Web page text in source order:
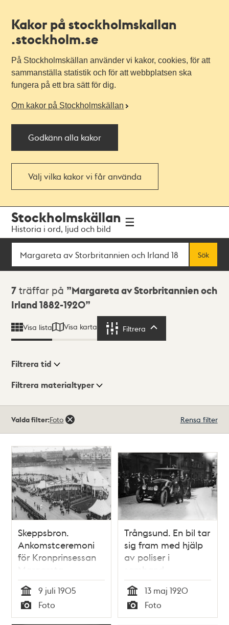
Kakor på stockholmskallan
.stockholm.se
På Stockholmskällan använder vi kakor, cookies, för att
sammanställa statistik och för att webbplatsen ska
fungera på ett bra sätt för dig.
Om kakor på Stockholmskällan
Godkänn alla kakor
Välj vilka kakor vi får använda
navigationen
huvudinnehållet
Stockholmskällan
Historia i ord, ljud och bild
Sök
Sök
Sökresultat
7 träffar på
Margareta av Storbritannien och
Irland 1882-1920
Visa lista Visa karta Filtrera
Visningsläge
Filtrera tid
Filtrera materialtyper
träffar
Valda filter:Foto Rensa filter
Skeppsbron.
Ankomstceremoni
för Kronprinsessan
Margareta
Tid
9 juli 1905
Typ
Foto
Trångsund. En bil tar
sig fram med hjälp
av poliser i
samband
kronprinsessan
Margaretas
begravning i
Storkyrkan
Tid
13 maj 1920
Typ
Foto